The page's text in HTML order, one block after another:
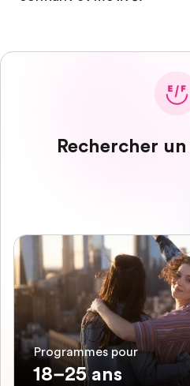
Rechercher
Programmes pour
18–25 ans